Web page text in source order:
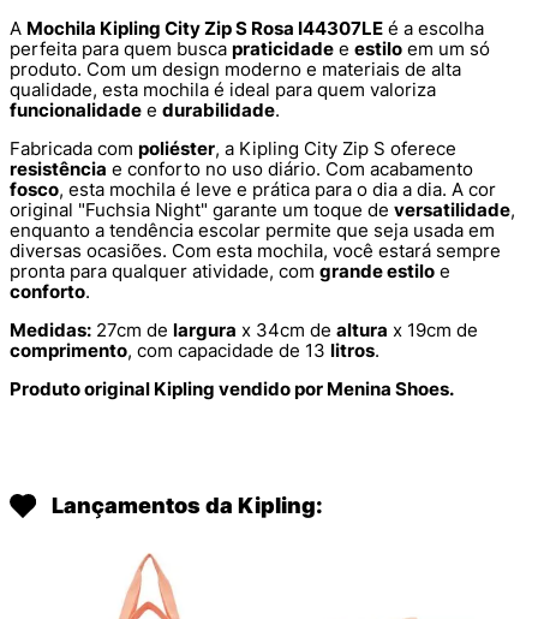
A Mochila Kipling City Zip S Rosa I44307LE é a escolha
perfeita para quem busca praticidade e estilo em um só
produto. Com um design moderno e materiais de alta
qualidade, esta mochila é ideal para quem valoriza
funcionalidade e durabilidade.
Fabricada com poliéster, a Kipling City Zip S oferece
resistência e conforto no uso diário. Com acabamento
fosco, esta mochila é leve e prática para o dia a dia. A cor
original "Fuchsia Night" garante um toque de versatilidade,
enquanto a tendência escolar permite que seja usada em
diversas ocasiões. Com esta mochila, você estará sempre
pronta para qualquer atividade, com grande estilo e
conforto.
Medidas: 27cm de largura x 34cm de altura x 19cm de
comprimento, com capacidade de 13 litros.
Produto original Kipling vendido por Menina Shoes.
Lançamentos da Kipling: